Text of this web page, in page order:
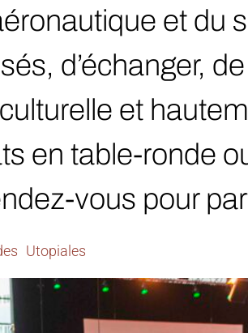
et du
d’échanger,
et
en table-ronde
vous pour
Utopiales